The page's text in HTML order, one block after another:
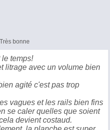
bonne
temps!
litrage avec un volume bien
agité c'est pas trop
vagues et les rails bien fins
se caler quelles que soient
devient costaud.